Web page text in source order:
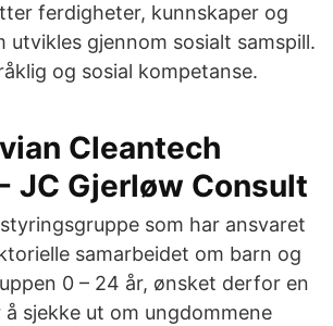
ferdigheter, kunnskaper og
utvikles gjennom sosialt samspill.
og sosial kompetanse.
Cleantech
JC Gjerløw Consult
som har ansvaret
samarbeidet om barn og
0 – 24 år, ønsket derfor en
sjekke ut om ungdommene